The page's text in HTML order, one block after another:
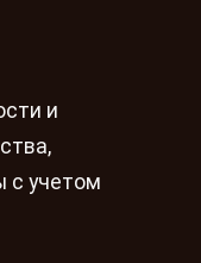
и
с учетом